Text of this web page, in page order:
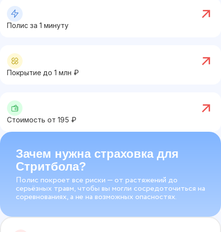
Полис за 1 минуту
Покрытие до 1 млн ₽
Стоимость от 195 ₽
Зачем нужна страховка для
Стритбола?
Полис покроет все риски — от растяжений до
серьёзных травм, чтобы вы могли сосредоточиться на
соревнованиях, а не на возможных опасностях.